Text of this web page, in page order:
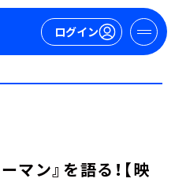
ログイン
マン』を語る！【映